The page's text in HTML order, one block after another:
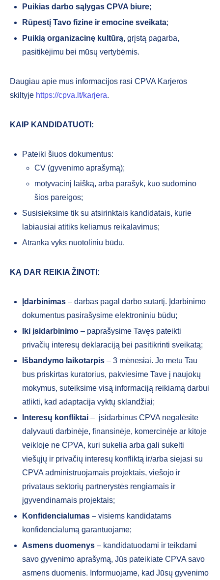
Puikias darbo sąlygas CPVA biure;
Rūpestį Tavo fizine ir emocine sveikata;
Puikią organizacinę kultūrą, grįstą pagarba,
pasitikėjimu bei mūsų vertybėmis.
Daugiau apie mus informacijos rasi CPVA Karjeros
skiltyje https://cpva.lt/karjera.
KAIP KANDIDATUOTI:
Pateiki šiuos dokumentus:
CV (gyvenimo aprašymą);
motyvacinį laišką, arba parašyk, kuo sudomino
šios pareigos;
Susisieksime tik su atsirinktais kandidatais, kurie
labiausiai atitiks keliamus reikalavimus;
Atranka vyks nuotoliniu būdu.
KĄ DAR REIKIA ŽINOTI:
Įdarbinimas – darbas pagal darbo sutartį. Įdarbinimo
dokumentus pasirašysime elektroniniu būdu;
Iki įsidarbinimo – paprašysime Tavęs pateikti
privačių interesų deklaraciją bei pasitikrinti sveikatą;
Išbandymo laikotarpis – 3 mėnesiai. Jo metu Tau
bus priskirtas kuratorius, pakviesime Tave į naujokų
mokymus, suteiksime visą informaciją reikiamą darbui
atlikti, kad adaptacija vyktų sklandžiai;
Interesų konfliktai – įsidarbinus CPVA negalėsite
dalyvauti darbinėje, finansinėje, komercinėje ar kitoje
veikloje ne CPVA, kuri sukelia arba gali sukelti
viešųjų ir privačių interesų konfliktą ir/arba siejasi su
CPVA administruojamais projektais, viešojo ir
privataus sektorių partnerystės rengiamais ir
įgyvendinamais projektais;
Konfidencialumas – visiems kandidatams
konfidencialumą garantuojame;
Asmens duomenys – kandidatuodami ir teikdami
savo gyvenimo aprašymą, Jūs pateikiate CPVA savo
asmens duomenis. Informuojame, kad Jūsų gyvenimo